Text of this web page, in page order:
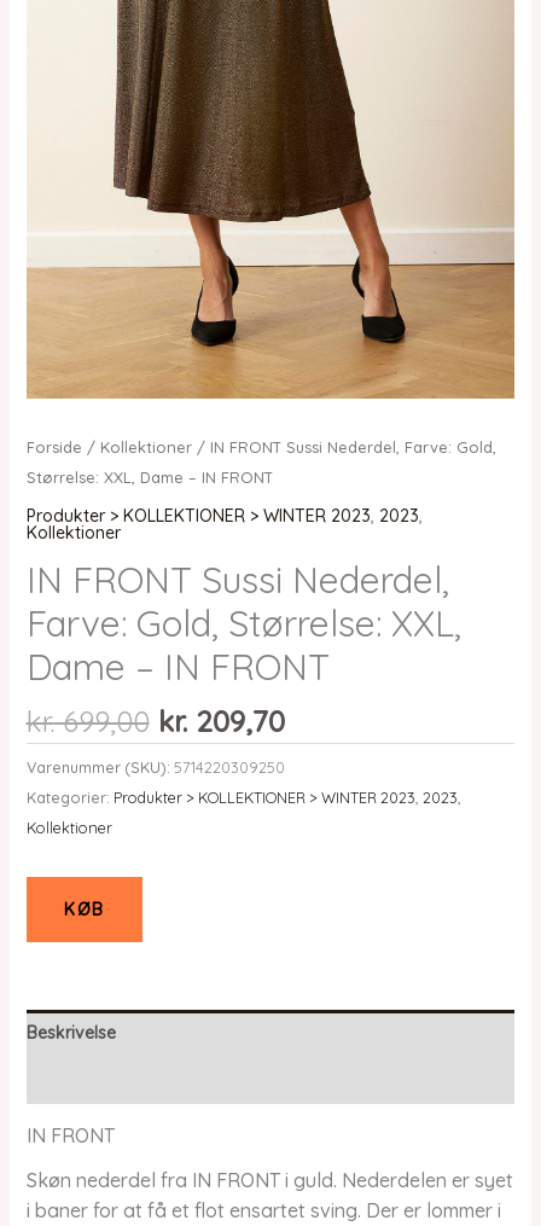
Forside / Kollektioner/ IN FRONT Sussi Nederdel, Farve: Gold,
Størrelse: XXL, Dame – IN FRONT
Produkter > KOLLEKTIONER > WINTER 2023, 2023,
Kollektioner
IN FRONT Sussi Nederdel,
Farve: Gold, Størrelse: XXL,
Dame – IN FRONT
kr.699,00 Den
oprindelige
pris
var:
kr.209,70Den
aktuelle
pris
er:
Varenummer (SKU): 5714220309250
Kategorier: Produkter > KOLLEKTIONER > WINTER 2023 2023
Kollektioner
KØB
Beskrivelse
IN FRONT
Skøn nederdel fra IN FRONT i guld. Nederdelen er syet
i baner for at få et flot ensartet sving. Der er lommer i